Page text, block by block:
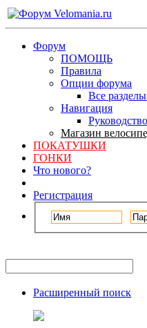
Форум
ПОМОЩЬ
Правила
Опции форума
Все
Навигация
Магазин
ПОКАТУШКИ
ГОНКИ
Что нового?
Регистрация
Расширенный поиск